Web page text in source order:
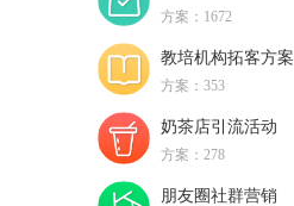
方案：1672
教培机构拓客方案
方案：353
奶茶店引流活动
方案：278
朋友圈社群营销